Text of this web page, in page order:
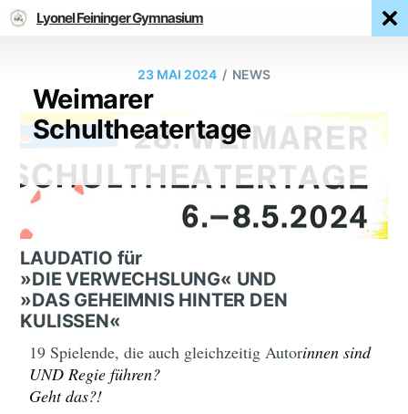
23 MAI 2024 / NEWS
Weimarer
Schultheatertage
LAUDATIO für
»DIE VERWECHSLUNG« UND
»DAS GEHEIMNIS HINTER DEN
KULISSEN«
19 Spielende, die auch gleichzeitig Autorinnen sind
UND Regie führen?
Geht das?!
Lyonel Feininger Gymnasium